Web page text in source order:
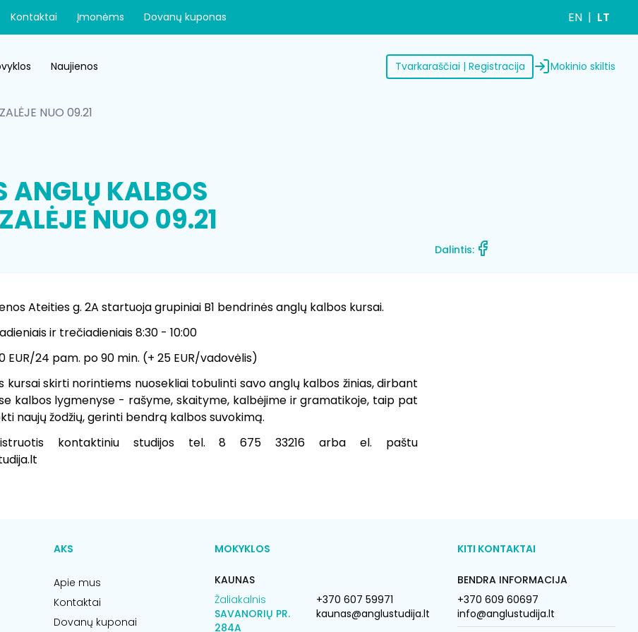
Naujienos Tvarkaraščiai | Registracija Mokinio skiltis
Kontaktai Įmonėms Dovanų kuponas EN LT
NUO 09.21
ANGLŲ KALBOS
NUO 09.21
Dalintis:
Ateities g. 2A startuoja grupiniai B1 bendrinės anglų kalbos kursai.
ir trečiadieniais 8:30 - 10:00
EUR/24 pam. po 90 min. (+ 25 EUR/vadovėlis)
kursai skirti norintiems nuosekliai tobulinti savo anglų kalbos žinias, dirbant
kalbos lygmenyse - rašyme, skaityme, kalbėjime ir gramatikoje, taip pat
naujų žodžių, gerinti bendrą kalbos suvokimą.
kontaktiniu studijos tel. 8 675 33216 arba el. paštu
AKS
Apie mus
Kontaktai
Dovanų kuponai
MOKYKLOS
KAUNAS
Žaliakalnis
SAVANORIŲ PR.
284A
+370 607 59971
kaunas@anglustudija.lt
KITI KONTAKTAI
BENDRA INFORMACIJA
+370 609 60697
info@anglustudija.lt